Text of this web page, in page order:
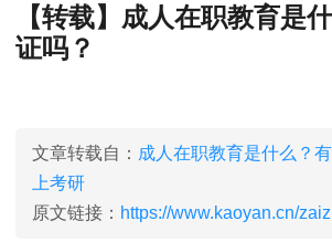
MEM工程管理
院校库
MPA公共管理
院校库
【转载】成人在职教育是
证吗？
文章转载自： 成人在职教育是什么？
上考研
原文链接： https://www.kaoyan.cn/